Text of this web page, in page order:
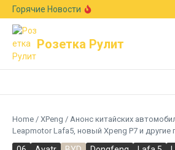
Перейти к содержанию
Горячие Новости
кроссовер X5 с
1000 км
Розетка Рулит
Home / XPeng / Анонс китайских
Leapmotor Lafa5, новый Xpeng P7 и другие